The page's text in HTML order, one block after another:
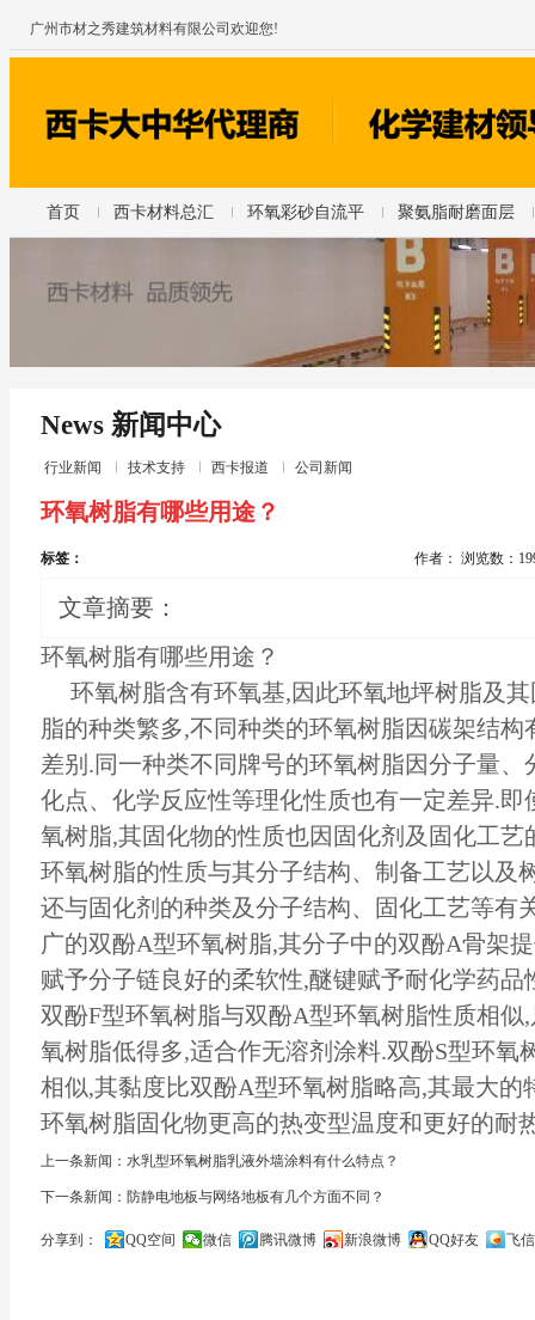
广州市材之秀建筑材料有限公司欢迎您!
首页 西卡材料总汇 环氧彩砂自流平 聚氨脂耐磨面层
News 新闻中心
行业新闻 技术支持 西卡报道 公司新闻
环氧树脂有哪些用途？
标签： 作者： 浏览数：
文章摘要：
环氧树脂有哪些用途？
环氧树脂含有环氧基,因此环氧地坪树脂及
脂的种类繁多,不同种类的环氧树脂因碳架结
差别.同一种类不同牌号的环氧树脂因分子量
化点、化学反应性等理化性质也有一定差异.
氧树脂,其固化物的性质也因固化剂及固化工
环氧树脂的性质与其分子结构、制备工艺以及
还与固化剂的种类及分子结构、固化工艺等有
广的双酚A型环氧树脂,其分子中的双酚A骨架
赋予分子链良好的柔软性,醚键赋予耐化学药
双酚F型环氧树脂与双酚A型环氧树脂性质相
氧树脂低得多,适合作无溶剂涂料.双酚S型环氧
相似,其黏度比双酚A型环氧树脂略高,其最大
环氧树脂固化物更高的热变型温度和更好的耐
上一条新闻：水乳型环氧树脂乳液外墙涂料有什么特点？
下一条新闻：防静电地板与网络地板有几个方面不同？
分享到： QQ空间 微信 腾讯微博 新浪微博 QQ好友
飞信